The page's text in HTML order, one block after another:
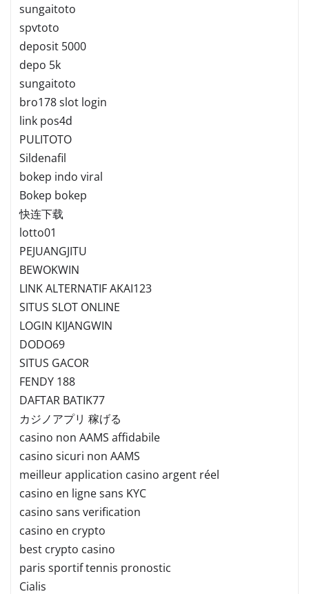
sungaitoto
spvtoto
deposit 5000
depo 5k
sungaitoto
bro178 slot login
link pos4d
PULITOTO
Sildenafil
bokep indo viral
Bokep bokep
快连下载
lotto01
PEJUANGJITU
BEWOKWIN
LINK ALTERNATIF AKAI123
SITUS SLOT ONLINE
LOGIN KIJANGWIN
DODO69
SITUS GACOR
FENDY 188
DAFTAR BATIK77
カジノアプリ 稼げる
casino non AAMS affidabile
casino sicuri non AAMS
meilleur application casino argent réel
casino en ligne sans KYC
casino sans verification
casino en crypto
best crypto casino
paris sportif tennis pronostic
Cialis